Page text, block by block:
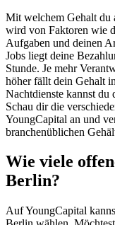
Mit welchem Gehalt du
wird von Faktoren wie
Aufgaben und deinen
Jobs liegt deine
Stunde. Je mehr
höher fällt dein Gehalt
Nachtdienste kannst du
Schau dir die
YoungCapital an und
branchenüblichen
Wie viele
Berlin?
Auf YoungCapital